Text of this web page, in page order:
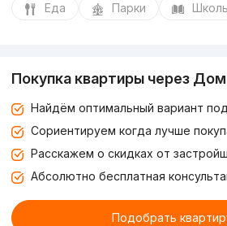
Еда Парки
Покупка квартиры через
Найдём оптимальный вариант
Сориентируем когда лучше
Расскажем о скидках от
Абсолютно бесплатная
Подобрать